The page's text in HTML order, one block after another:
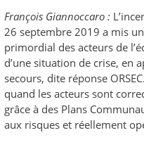
François Giannoccaro :
26 septembre 2019 a mis
primordial des acteurs de
d’une situation de crise, en
secours, dite réponse
quand les acteurs sont
grâce à des Plans
aux risques et réellement